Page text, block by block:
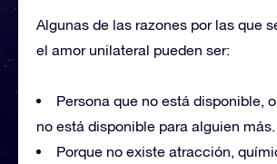
Algunas de las razones por las que
el amor unilateral pueden ser:
Persona que no está disponible,
no está disponible para alguien más.
Porque no existe atracción,